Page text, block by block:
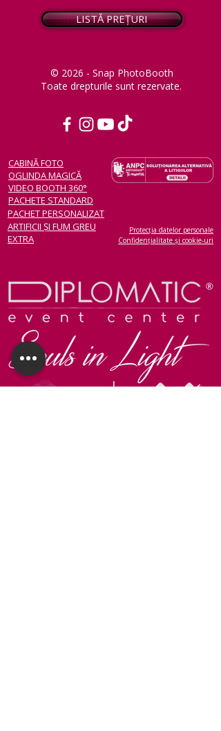
LISTĂ PREȚURI
Toate drepturile sunt rezervate.
© 2026 - Snap PhotoBooth
Protecția datelor personale
Confidențialitate și cookie-uri
CABINĂ FOTO
OGLINDA MAGICĂ
VIDEO BOOTH 360°
PACHETE STANDARD
PACHET PERSONALIZAT
ARTIFICII ȘI FUM GREU
EXTRA